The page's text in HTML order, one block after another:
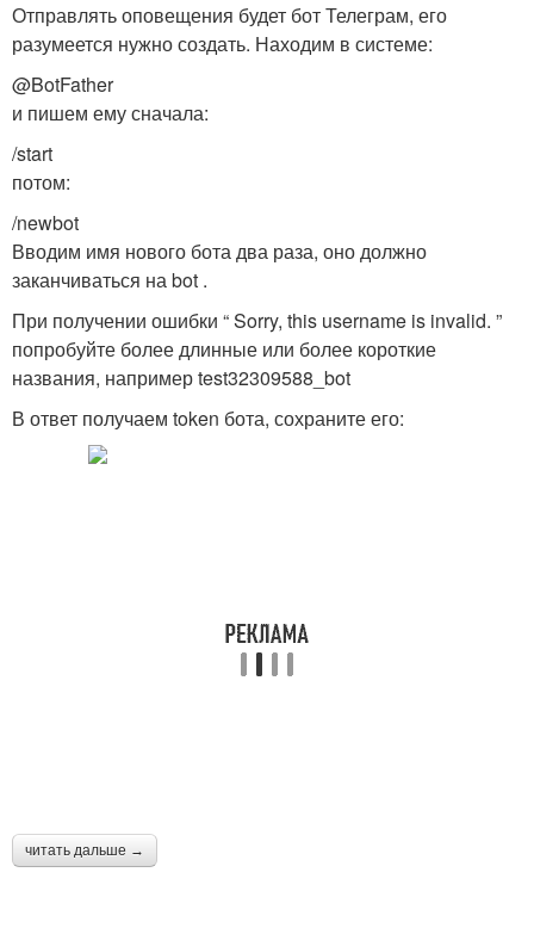
Отправлять оповещения будет бот Телеграм, его
разумеется нужно создать. Находим в системе:
@BotFather
и пишем ему сначала:
/start
потом:
/newbot
Вводим имя нового бота два раза, оно должно
заканчиваться на bot .
При получении ошибки “ Sorry, this username is invalid. ”
попробуйте более длинные или более короткие
названия, например test32309588_bot
В ответ получаем token бота, сохраните его:
читать дальше →